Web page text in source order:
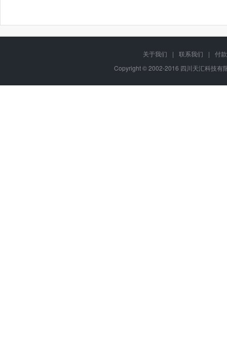
关于我们 | 联系我们 |
付
Copyright © 2002-2016 四川天汇科技